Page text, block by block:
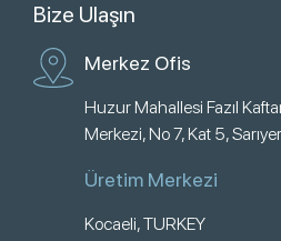
Bize Ulaşın
Merkez Ofis
Huzur Mahallesi Fazıl
Merkezi, No 7, Kat 5,
Üretim Merkezi
Kocaeli, TURKEY